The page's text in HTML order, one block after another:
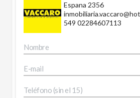
Espana 2356
549 02284607113